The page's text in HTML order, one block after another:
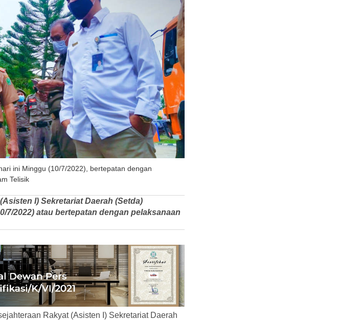
ini Minggu (10/7/2022), bertepatan dengan
Telisik
I) Sekretariat Daerah (Setda)
7/2022) atau bertepatan dengan pelaksanaan
Rakyat (Asisten I) Sekretariat Daerah